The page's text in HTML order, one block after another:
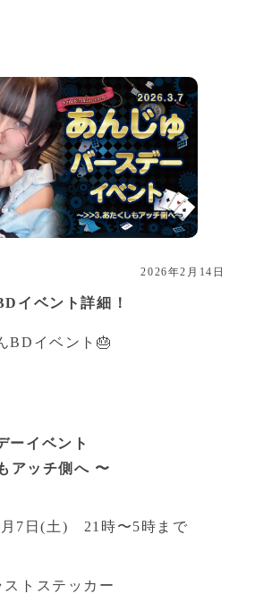
2026年2月14日
イベント詳細！
BDイベント🎂
ーイベント
アッチ側へ 〜
7日(土) 21時〜5時まで
トステッカー